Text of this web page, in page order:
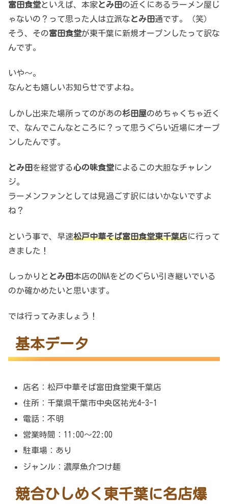
富田食堂といえば、本家とみ田の近くにあるラーメン屋じ
ゃないの？って思った人は立派なとみ田通です。（笑）
そう、その富田食堂が東千葉に新規オープンしたって訳な
んです。
いや～。
なんとも嬉しいお知らせですよね。
しかし出来た場所ってのがあの杉田屋のめちゃくちゃ近く
で、なんでこんなところに？って思うぐらい近場にオープ
ンしたんです。
とみ田を経営する心の味食堂によるこの大胆なチャレン
ジ。
ラーメンファンとしては見過ごす訳にはいかないですよ
ね？
という事で、早速松戸中華そば富田食堂東千葉店に行って
きました！
しっかりと とみ田本店のDNAをどのぐらい引き継いでいる
のか確かめたいと思います。
では行ってみましょう！
基本データ
店名：松戸中華そば富田食堂東千葉店
住所：千葉県千葉市中央区祐光4-3-1
電話：不明
営業時間：11:00～22:00
駐車場：あり
ジャンル：濃厚魚介つけ麺
競合ひしめく東千葉に名店爆